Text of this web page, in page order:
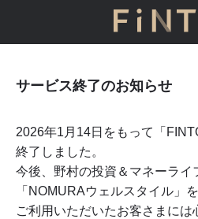
サービス終了のお知らせ
2026年1月14日をもって「
終了しました。
今後、野村の投資＆マネーライ
「NOMURAウェルスタイル」
ご利用いただいたお客さまには